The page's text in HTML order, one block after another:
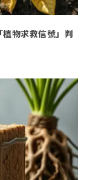
物求救信號」判